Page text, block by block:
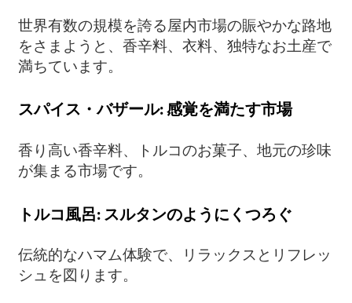
世界有数の規模を誇る屋内市場の賑やかな路地
をさまようと、香辛料、衣料、独特なお土産で
満ちています。
スパイス・バザール: 感覚を満たす市場
香り高い香辛料、トルコのお菓子、地元の珍味
が集まる市場です。
トルコ風呂: スルタンのようにくつろぐ
伝統的なハマム体験で、リラックスとリフレッ
シュを図ります。